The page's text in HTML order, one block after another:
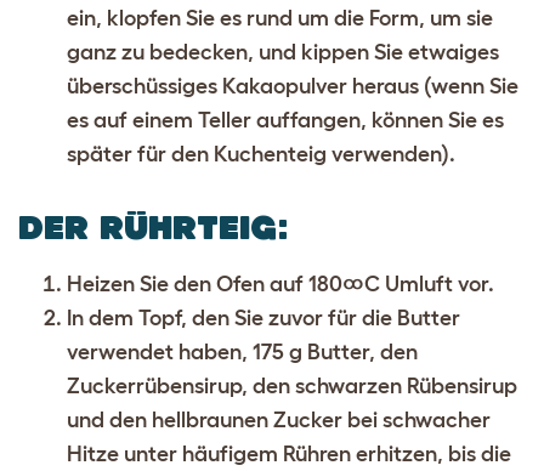
ein, klopfen Sie es rund um die Form, um sie
ganz zu bedecken, und kippen Sie etwaiges
überschüssiges Kakaopulver heraus (wenn Sie
es auf einem Teller auffangen, können Sie es
später für den Kuchenteig verwenden).
DER RÜHRTEIG:
Heizen Sie den Ofen auf 180∞C Umluft vor.
In dem Topf, den Sie zuvor für die Butter
verwendet haben, 175 g Butter, den
Zuckerrübensirup, den schwarzen Rübensirup
und den hellbraunen Zucker bei schwacher
Hitze unter häufigem Rühren erhitzen, bis die